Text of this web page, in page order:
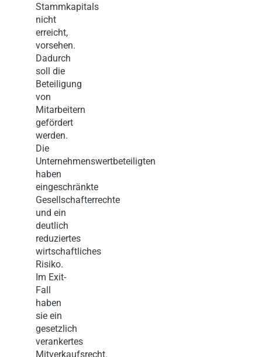
Stammkapitals
nicht
erreicht,
vorsehen.
Dadurch
soll die
Beteiligung
von
Mitarbeitern
gefördert
werden.
Die
Unternehmenswertbeteiligten
haben
eingeschränkte
Gesellschafterrechte
und ein
deutlich
reduziertes
wirtschaftliches
Risiko.
Im Exit-
Fall
haben
sie ein
gesetzlich
verankertes
Mitverkaufsrecht.